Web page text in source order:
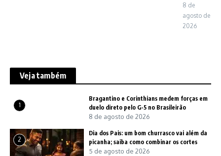
8 de
agosto de
2026
Veja também
1
Bragantino e Corinthians medem forças em
duelo direto pelo G-5 no Brasileirão
8 de agosto de 2026
2
Dia dos Pais: um bom churrasco vai além da
picanha; saiba como combinar os cortes
5 de agosto de 2026